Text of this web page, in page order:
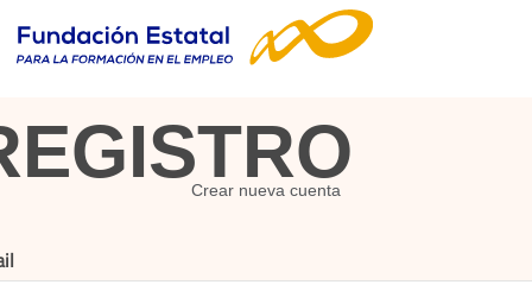
Crear nueva cuenta